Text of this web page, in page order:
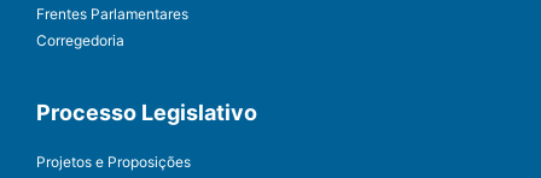
Frentes Parlamentares
Corregedoria
Processo Legislativo
Projetos e Proposições